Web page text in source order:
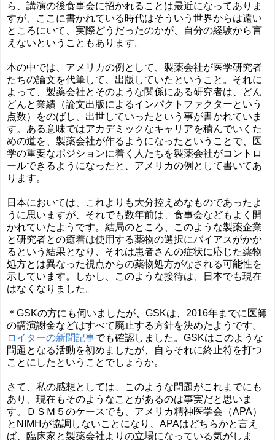
ら、講演の後食事会に招かれることは最近になってありま
すが、ここに書かれている時代はそういう世界からは遠い
ところにいて、実際どうだったのかが、自分の経験から言
えないということもあります。
本の中では、アメリカの例として、製薬会社が医学研究者
たちの論文を代筆して、出版していたということ。それに
よって、製薬会社とそのような関係にある研究者は、どん
どんと業績（論文出版によるインパクトファクターという
点数）をのばし、出世していったという事が書かれていま
す。ある意味ではアカデミックなキャリアを積んでいくた
めの道を、製薬会社が作るようになったということで、医
学の重要なポジションに着く人たちを製薬会社がコントロ
ールできるようになったと、アメリカの例として書いてあ
ります。
日本においては、これよりも大分控えめなものであったよ
うに思いますが、それでも数年前は、食事会などもよく開
かれていたようです。結局のところ、このような製薬企業
と研究者との癒着は使用する薬物の選択にバイアスがかか
るという結果となり、それは患者さんの症状に応じた薬物
処方とは異なった視点からの薬物処方がなされる可能性を
示しています。しかし、このような接待は、日本でも現在
はなくなりました。
＊GSKの方にも伺いましたが、GSKは、2016年までに医師
の講演謝金などはすべて廃止する方針を決めたようです。
ロイターの新聞記事でも確認しました。GSKはこのような
問題となる活動を初めましたが、自らそれに終止符を打つ
ことにしたということでしょうか。
さて、私の感想としては、このような問題がこれまでにも
あり、現在もそのようなことがあるのは事実だと思いま
す。ＤＳＭ５のケースでも、アメリカ精神医学会（APA）
とNIMHが協調しないことになり、APAはどちらかと言え
ば、臨床家と製薬会社よりの立場になっている気がしま